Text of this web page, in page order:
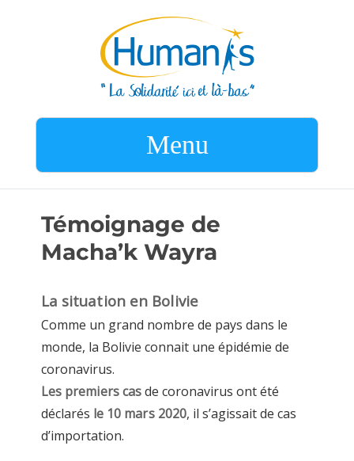
Menu
Témoignage de
Macha’k Wayra
La situation en Bolivie
Comme un grand nombre de pays dans le
monde, la Bolivie connait une épidémie de
coronavirus.
Les premiers casde coronavirus ont été
déclarés le 10 mars 2020, il s’agissait de cas
d’importation.